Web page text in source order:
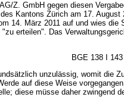
Z. GmbH gegen diesen
Kantons Zürich am 17.
14. März 2011 auf und wies
"zu erteilen". Das
BGE 138 I
unzulässig, womit die
auf diese Weise
diese müsse daher zwingend